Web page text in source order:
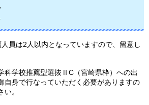
員は2人以内となっていますので、留意し
科学校推薦型選抜ⅡC（宮崎県枠）への出
自身で行なっていただく必要がありますの
。